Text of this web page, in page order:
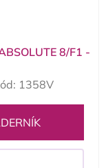
8/F1 -
1358V